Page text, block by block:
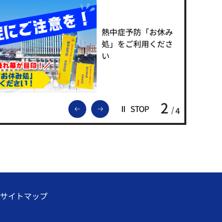
前のスライドを表示
次のスライドを表示
STOP 2 4
熱中症予防「お休み
処」をご利用くださ
い
サイトマップ